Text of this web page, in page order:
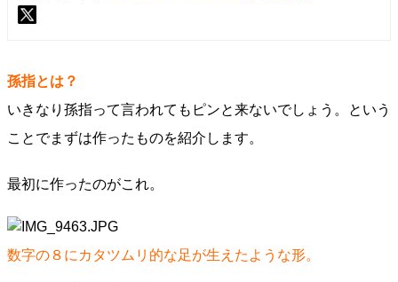
孫指とは？
いきなり孫指って言われてもピンと来ないでしょう。という
ことでまずは作ったものを紹介します。
最初に作ったのがこれ。
数字の８にカタツムリ的な足が生えたような形。